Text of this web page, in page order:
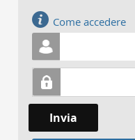
Come accedere
Invia